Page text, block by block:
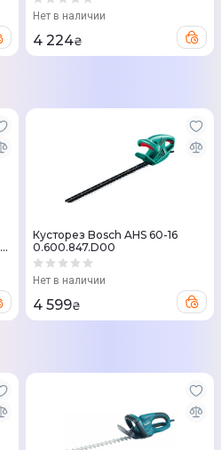
Нет в наличии
4 224₴
Кусторез Bosch AHS 60-16
0.600.847.D00
Нет в наличии
4 599₴